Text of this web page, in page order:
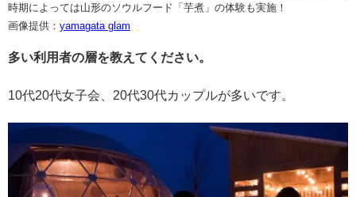
時期によっては山形のソウルフード「芋煮」の体験も実施！
画像提供： yamagata glam
多い利用者の層を教えてください。
10代20代女子会、20代30代カップルが多いです。